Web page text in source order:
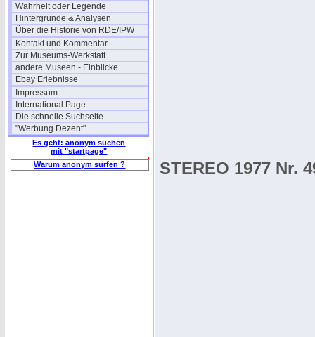
Wahrheit oder Legende
Hintergründe & Analysen
Über die Historie von RDE/IPW
Kontakt und Kommentar
Zur Museums-Werkstatt
andere Museen - Einblicke
Ebay Erlebnisse
Impressum
International Page
Die schnelle Suchseite
"Werbung Dezent"
Es geht: anonym suchen
mit "startpage"
Warum anonym surfen ?
STEREO 1977 Nr.